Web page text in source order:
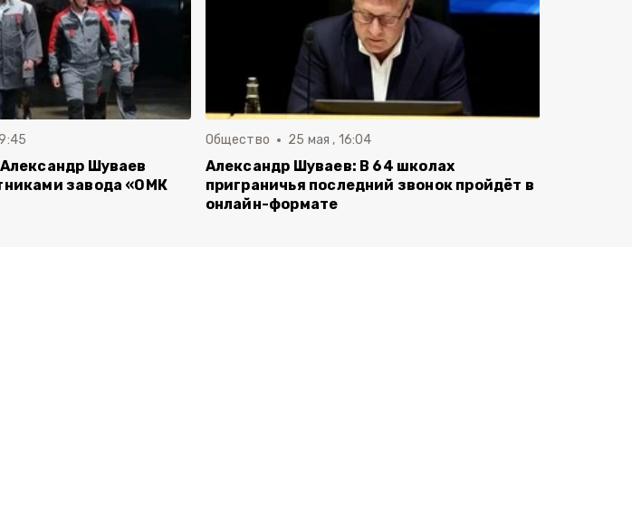
Шуваев
завода «ОМК
Общество 25 мая , 16:04
Александр Шуваев: В 64 школах
приграничья последний звонок пройдёт в
онлайн-формате